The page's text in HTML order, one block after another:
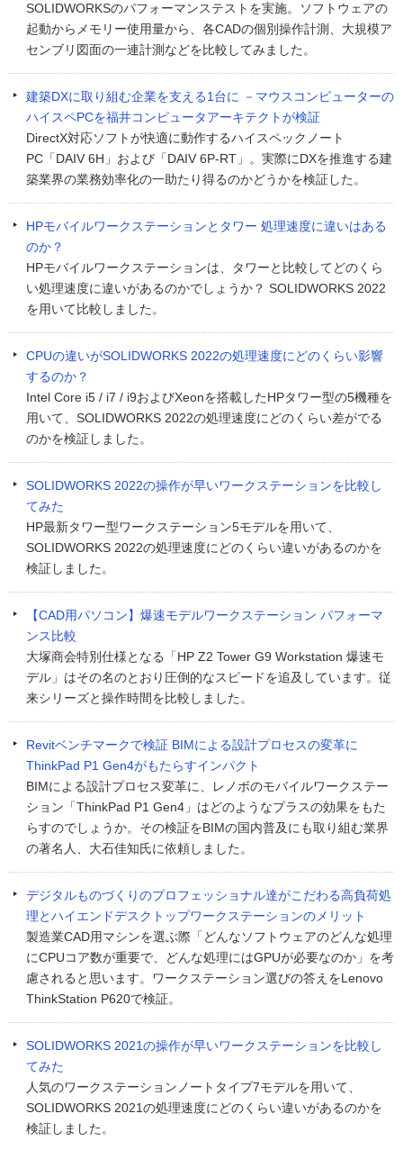
SOLIDWORKSのパフォーマンステストを実施。ソフトウェアの
起動からメモリー使用量から、各CADの個別操作計測、大規模ア
センブリ図面の一連計測などを比較してみました。
建築DXに取り組む企業を支える1台に －マウスコンピューターの
ハイスペPCを福井コンピュータアーキテクトが検証
DirectX対応ソフトが快適に動作するハイスペックノート
PC「DAIV 6H」および「DAIV 6P-RT」。実際にDXを推進する建
築業界の業務効率化の一助たり得るのかどうかを検証した。
HPモバイルワークステーションとタワー 処理速度に違いはある
のか？
HPモバイルワークステーションは、タワーと比較してどのくら
い処理速度に違いがあるのかでしょうか？ SOLIDWORKS 2022
を用いて比較しました。
CPUの違いがSOLIDWORKS 2022の処理速度にどのくらい影響
するのか？
Intel Core i5 / i7 / i9およびXeonを搭載したHPタワー型の5機種を
用いて、SOLIDWORKS 2022の処理速度にどのくらい差がでる
のかを検証しました。
SOLIDWORKS 2022の操作が早いワークステーションを比較し
てみた
HP最新タワー型ワークステーション5モデルを用いて、
SOLIDWORKS 2022の処理速度にどのくらい違いがあるのかを
検証しました。
【CAD用パソコン】爆速モデルワークステーション パフォーマ
ンス比較
大塚商会特別仕様となる「HP Z2 Tower G9 Workstation 爆速モ
デル」はその名のとおり圧倒的なスピードを追及しています。従
来シリーズと操作時間を比較しました。
Revitベンチマークで検証 BIMによる設計プロセスの変革に
ThinkPad P1 Gen4がもたらすインパクト
BIMによる設計プロセス変革に、レノボのモバイルワークステー
ション「ThinkPad P1 Gen4」はどのようなプラスの効果をもた
らすのでしょうか。その検証をBIMの国内普及にも取り組む業界
の著名人、大石佳知氏に依頼しました。
デジタルものづくりのプロフェッショナル達がこだわる高負荷処
理とハイエンドデスクトップワークステーションのメリット
製造業CAD用マシンを選ぶ際「どんなソフトウェアのどんな処理
にCPUコア数が重要で、どんな処理にはGPUが必要なのか」を考
慮されると思います。ワークステーション選びの答えをLenovo
ThinkStation P620で検証。
SOLIDWORKS 2021の操作が早いワークステーションを比較し
てみた
人気のワークステーションノートタイプ7モデルを用いて、
SOLIDWORKS 2021の処理速度にどのくらい違いがあるのかを
検証しました。